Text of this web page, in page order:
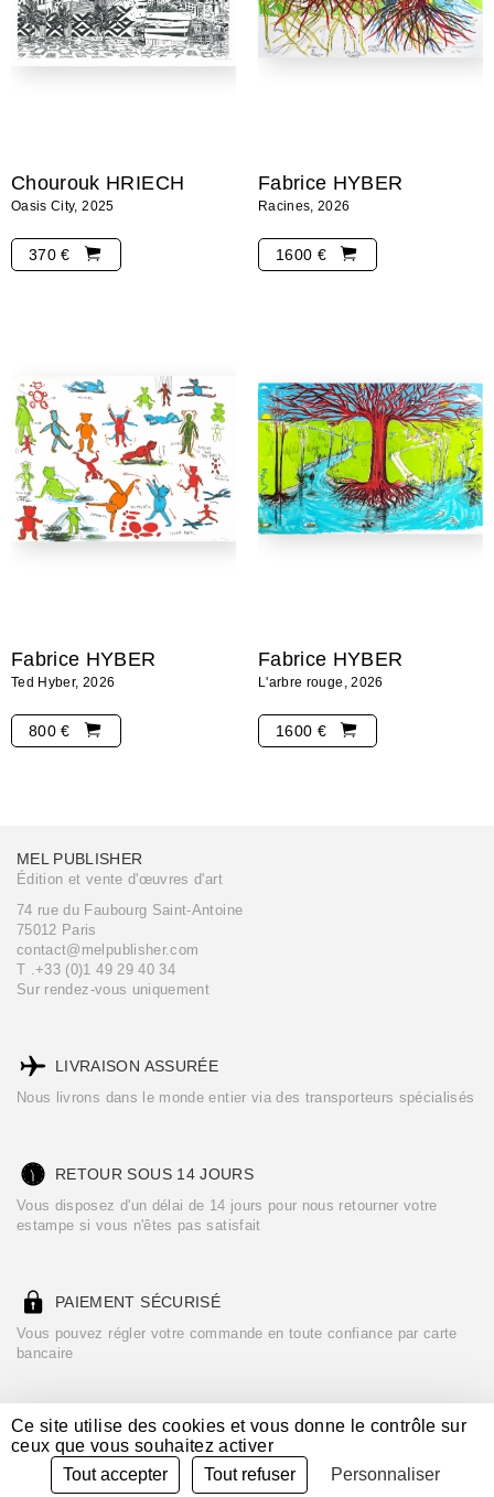
Chourouk HRIECH
Oasis City, 2025
370 €
Fabrice HYBER
Racines, 2026
1600 €
Fabrice HYBER
Ted Hyber, 2026
800 €
Fabrice HYBER
L'arbre rouge, 2026
1600 €
MEL PUBLISHER
Édition et vente d'œuvres d'art
74 rue du Faubourg Saint-Antoine
75012 Paris
contact@melpublisher.com
T .+33 (0)1 49 29 40 34
Sur rendez-vous uniquement
LIVRAISON ASSURÉE
Nous livrons dans le monde entier via des transporteurs spécialisés
RETOUR SOUS 14 JOURS
Vous disposez d'un délai de 14 jours pour nous retourner votre
estampe si vous n'êtes pas satisfait
PAIEMENT SÉCURISÉ
Vous pouvez régler votre commande en toute confiance par carte
bancaire
Consultez nos : CGU/CGV Mentions légales
Crédits
Ce site utilise des cookies et vous donne le contrôle sur
ceux que vous souhaitez activer
Tout accepter
Tout refuser Personnaliser